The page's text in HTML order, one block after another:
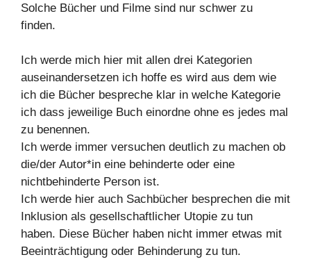
Solche Bücher und Filme sind nur schwer zu
finden.
Ich werde mich hier mit allen drei Kategorien
auseinandersetzen ich hoffe es wird aus dem wie
ich die Bücher bespreche klar in welche Kategorie
ich dass jeweilige Buch einordne ohne es jedes mal
zu benennen.
Ich werde immer versuchen deutlich zu machen ob
die/der Autor*in eine behinderte oder eine
nichtbehinderte Person ist.
Ich werde hier auch Sachbücher besprechen die mit
Inklusion als gesellschaftlicher Utopie zu tun
haben. Diese Bücher haben nicht immer etwas mit
Beeinträchtigung oder Behinderung zu tun.